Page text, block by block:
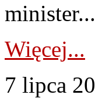
minister...
Więcej...
7 lipca